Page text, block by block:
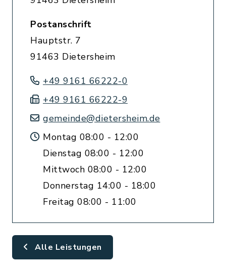
Postanschrift
Hauptstr. 7
91463 Dietersheim
+49 9161 66222-0
+49 9161 66222-9
gemeinde@dietersheim.de
Montag 08:00 - 12:00
Dienstag 08:00 - 12:00
Mittwoch 08:00 - 12:00
Donnerstag 14:00 - 18:00
Freitag 08:00 - 11:00
Alle Leistungen